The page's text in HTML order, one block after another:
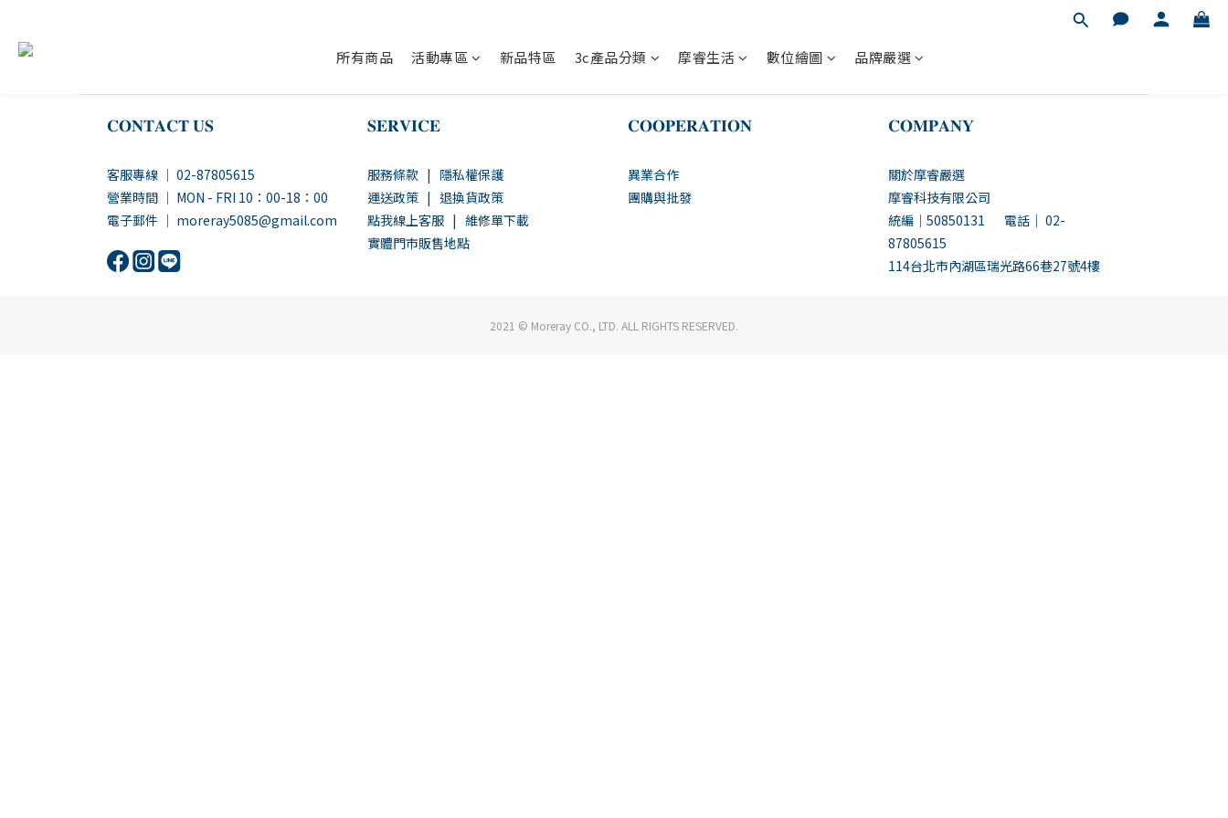
所有商品 活動專區 新品特區 3c產品分類 摩睿生活 數位繪圖 品牌嚴選
𝐂𝐎𝐍𝐓𝐀𝐂𝐓 𝐔𝐒
客服專線 ｜ 02-87805615
營業時間 ｜ MON - FRI 10：00-18：00
電子郵件 ｜ moreray5085@gmail.com
𝐒𝐄𝐑𝐕𝐈𝐂𝐄
服務條款 | 隱私權保護
運送政策 | 退換貨政策
點我線上客服 | 維修單下載
實體門市販售地點
𝐂𝐎𝐎𝐏𝐄𝐑𝐀𝐓𝐈𝐎𝐍
異業合作
團購與批發
𝐂𝐎𝐌𝐏𝐀𝐍𝐘
關於摩睿嚴選
摩睿科技有限公司
統編｜50850131 電話｜ 02-
87805615
114台北市內湖區瑞光路66巷27號4樓
2021 © Moreray CO., LTD. ALL RIGHTS RESERVED.